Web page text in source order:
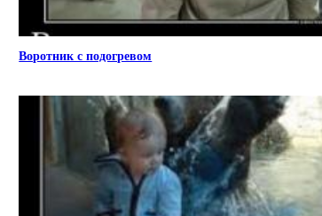
Воротник с подогревом